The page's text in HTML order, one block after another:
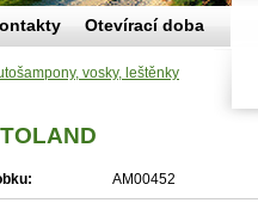
vosky, leštěnky
AM00452
Otevírací doba